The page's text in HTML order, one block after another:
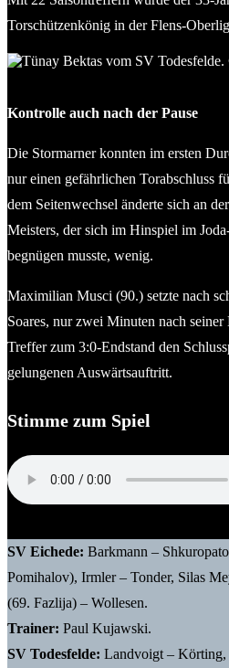
Torschützenkönig in der Flens-
Kontrolle auch nach der Pause
Die Stormarner konnten im ersten
nur einen gefährlichen Torabschluss
dem Seitenwechsel änderte sich an
Meisters, der sich im Hinspiel im
begnügen musste, wenig.
Maximilian Musci (90.) setzte nach
Soares, nur zwei Minuten nach
Treffer zum 3:0-Endstand den
gelungenen Auswärtsauftritt.
Stimme zum Spiel
SV Eichede: Barkmann –
Pomihalov), Irmler – Tonder, Silas
(69. Fazlija) – Wollesen.
Trainer: Paul Kujawski.
SV Todesfelde: Landvoigt – Körting,